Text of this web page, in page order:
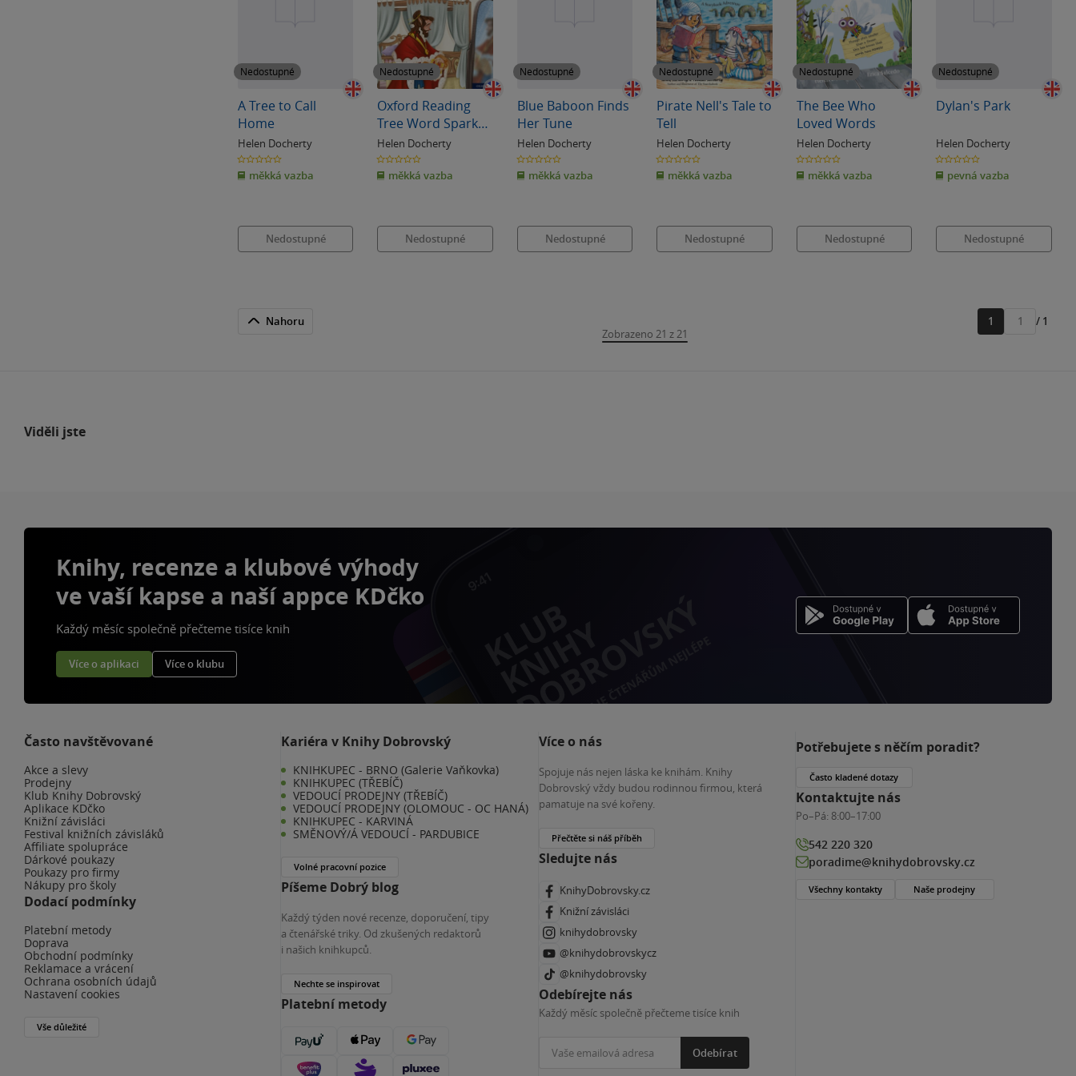
Nedostupné
A Tree to Call
Home
Helen Docherty
0.0
z
5
hvězdiček
měkká vazba
Nedostupné
Nedostupné
Oxford Reading
Tree Word Sparks:
Level 3: The King's
Ears
Helen Docherty
0.0
z
5
hvězdiček
měkká vazba
Nedostupné
Nedostupné
Blue Baboon Finds
Her Tune
Helen Docherty
0.0
z
5
hvězdiček
měkká vazba
Nedostupné
Nedostupné
Pirate Nell's Tale to
Tell
Helen Docherty
0.0
z
5
hvězdiček
měkká vazba
Nedostupné
Nedostupné
The Bee Who
Loved Words
Helen Docherty
0.0
z
5
hvězdiček
měkká vazba
Nedostupné
Nedostupné
Dylan's Park
Helen Docherty
0.0
z
5
hvězdiček
pevná vazba
Nedostupné
Nahoru
Zobrazeno 21 z 21
1
Přejít
/ 1
Viděli jste
Knihy, recenze a klubové výhody
ve vaší kapse a naší appce KDčko
Každý měsíc společně přečteme tisíce knih
Více o aplikaci Více o klubu
Často navštěvované
Akce a slevy
Prodejny
Klub Knihy Dobrovský
Aplikace KDčko
Knižní závisláci
Festival knižních závisláků
Affiliate spolupráce
Dárkové poukazy
Poukazy pro firmy
Nákupy pro školy
Dodací podmínky
Platební metody
Doprava
Obchodní podmínky
Reklamace a vrácení
Ochrana osobních údajů
Nastavení cookies
Vše důležité
Kariéra v Knihy Dobrovský
KNIHKUPEC - BRNO (Galerie Vaňkovka)
KNIHKUPEC (TŘEBÍČ)
VEDOUCÍ PRODEJNY (TŘEBÍČ)
VEDOUCÍ PRODEJNY (OLOMOUC - OC HANÁ)
KNIHKUPEC - KARVINÁ
SMĚNOVÝ/Á VEDOUCÍ - PARDUBICE
Volné pracovní pozice
Píšeme Dobrý blog
Každý týden nové recenze, doporučení, tipy
a čtenářské triky. Od zkušených redaktorů
i našich knihkupců.
Nechte se inspirovat
Platební metody
Více o nás
Spojuje nás nejen láska ke knihám. Knihy
Dobrovský vždy budou rodinnou firmou, která
pamatuje na své kořeny.
Přečtěte si náš příběh
Sledujte nás
KnihyDobrovsky.cz
Knižní závisláci
knihydobrovsky
@knihydobrovskycz
@knihydobrovsky
Odebírejte nás
Každý měsíc společně přečteme tisíce knih
Odebírat
Potřebujete s něčím poradit?
Často kladené dotazy
Kontaktujte nás
Po–Pá: 8:00–17:00
542 220 320
poradime@knihydobrovsky.cz
Všechny kontakty Naše prodejny